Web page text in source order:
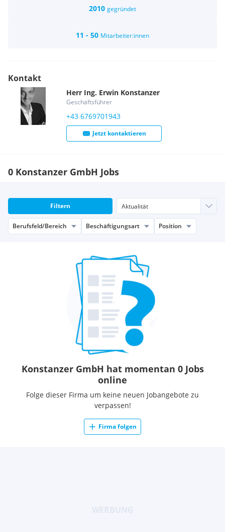
2010 gegründet
11 - 50 Mitarbeiter:innen
Kontakt
Herr Ing. Erwin Konstanzer
Geschäftsführer
+43 6769701943
Jetzt kontaktieren
0 Konstanzer GmbH Jobs
Filtern
Berufsfeld/Bereich Beschäftigungsart Position
Konstanzer GmbH hat momentan 0 Jobs
online
Folge dieser Firma um keine neuen Jobangebote zu
verpassen!
Firma folgen